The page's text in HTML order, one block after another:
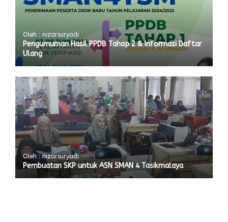
Oleh : nizarsuryadi
Pengumuman Hasil PPDB Tahap 2 & Informasi Daftar
Ulang
Oleh : nizarsuryadi
Pembuatan SKP untuk ASN SMAN 4 Tasikmalaya